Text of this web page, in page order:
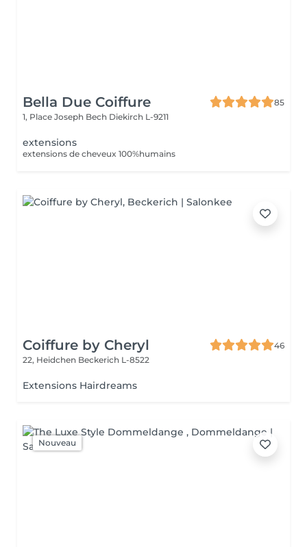
Bella Due Coiffure
85
1, Place Joseph Bech Diekirch L-9211
extensions
extensions de cheveux 100%humains
Coiffure by Cheryl
46
22, Heidchen Beckerich L-8522
Extensions Hairdreams
Nouveau